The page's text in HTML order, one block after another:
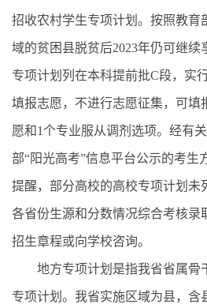
招收农村学生专项计划。按照教育
域的贫困县脱贫后2023年仍可继
专项计划列在本科提前批C段，实
填报志愿，不进行志愿征集，可填
愿和1个专业服从调剂选项。经有
部“阳光高考”信息平台公示的考生
提醒，部分高校的高校专项计划未
各省份生源和分数情况综合考核录
招生章程或向学校咨询。
地方专项计划是指我省省属骨
专项计划。我省实施区域为县，含